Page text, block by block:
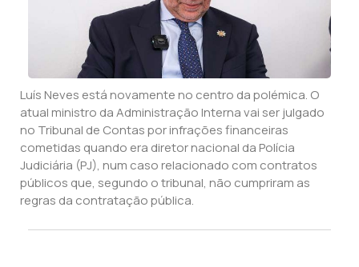
Luís Neves está novamente no centro da polémica. O
atual ministro da Administração Interna vai ser julgado
no Tribunal de Contas por infrações financeiras
cometidas quando era diretor nacional da Polícia
Judiciária (PJ), num caso relacionado com contratos
públicos que, segundo o tribunal, não cumpriram as
regras da contratação pública.